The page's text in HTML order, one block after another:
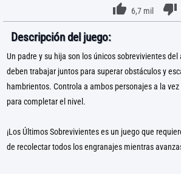
6,7 mil
Descripción del juego:
Un padre y su hija son los únicos sobrevivientes
deben trabajar juntos para superar obstáculos y
hambrientos. Controla a ambos personajes a la
para completar el nivel.
¡Los Últimos Sobrevivientes es un juego que
de recolectar todos los engranajes mientras